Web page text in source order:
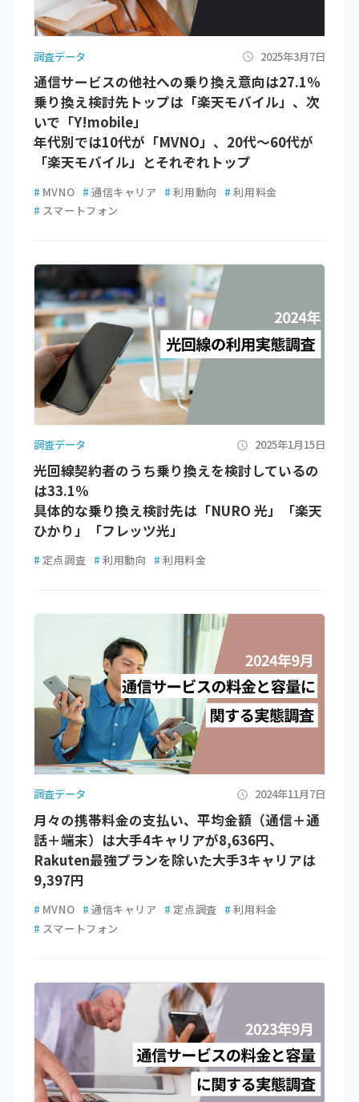
調査データ 2025年3月7日
通信サービスの他社への乗り換え意向は27.1％
乗り換え検討先トップは「楽天モバイル」、次
いで「Y!mobile」
年代別では10代が「MVNO」、20代～60代が
「楽天モバイル」とそれぞれトップ
# MVNO # 通信キャリア # 利用動向 # 利用料金
# スマートフォン
調査データ 2025年1月15日
光回線契約者のうち乗り換えを検討しているの
は33.1％
具体的な乗り換え検討先は「NURO 光」「楽天
ひかり」「フレッツ光」
# 定点調査 # 利用動向 # 利用料金
調査データ 2024年11月7日
月々の携帯料金の支払い、平均金額（通信＋通
話＋端末）は大手4キャリアが8,636円、
Rakuten最強プランを除いた大手3キャリアは
9,397円
# MVNO # 通信キャリア # 定点調査 # 利用料金
# スマートフォン